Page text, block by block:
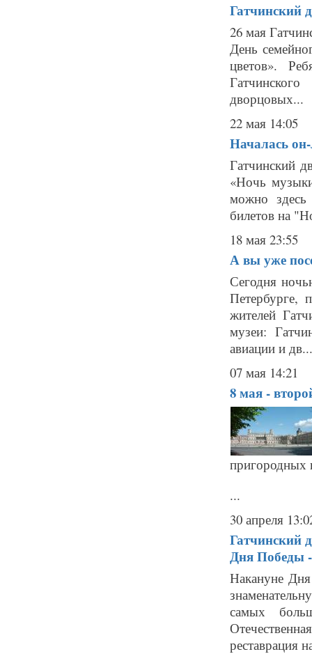
Гатчинский
26 мая
День
цветов».
дворцовых...
22 мая 14:05
Началась
Гатчинский
«Ночь
можно здесь
билетов на
18 мая 23:55
А вы уже
Сегодня
Петербурге,
жителей
музеи:
авиации и дв...
07 мая 14:21
8 мая -
пригородных
...
30 апреля
Гатчинский
Дня Победы
Накануне
самых
реставрация